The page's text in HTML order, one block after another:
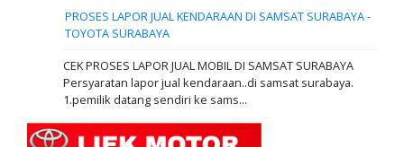
PROSES LAPOR JUAL KENDARAAN DI SAMSAT SURABAYA -
TOYOTA SURABAYA
CEK PROSES LAPOR JUAL MOBIL DI SAMSAT SURABAYA
Persyaratan lapor jual kendaraan..di samsat surabaya.
1.pemilik datang sendiri ke sams...